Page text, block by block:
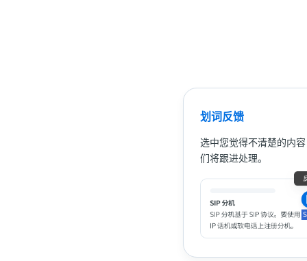
划词反馈
选中您觉得不清楚的内
们将跟进处理。